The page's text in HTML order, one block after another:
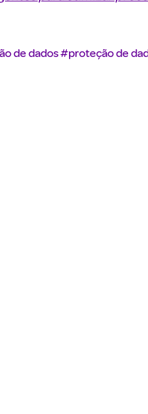
de dados#proteção de